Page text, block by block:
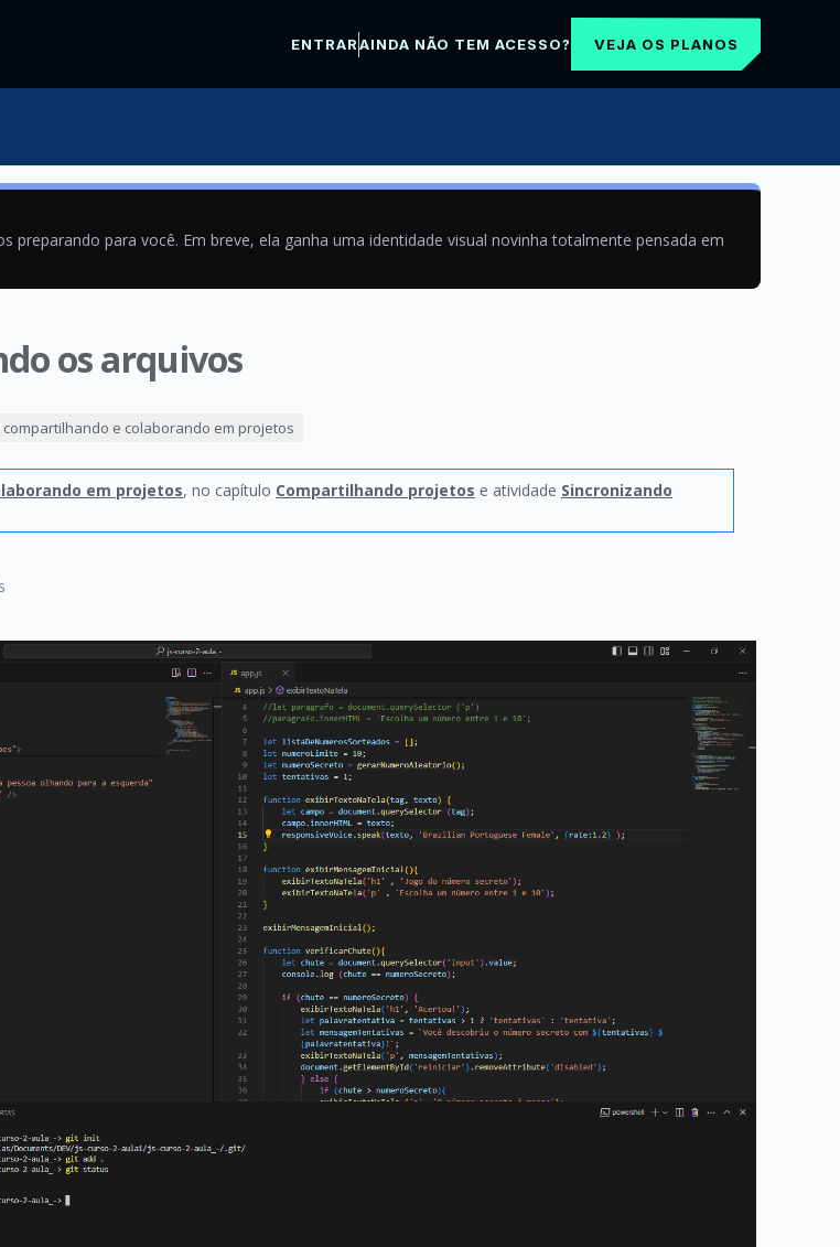
ENTRARAINDA NÃO TEM ACESSO? VEJA OS PLANOS
preparando para você. Em breve, ela ganha uma identidade visual novinha totalmente pensada em
os arquivos
compartilhando e colaborando em projetos
em projetos, no capítulo Compartilhando projetos e atividade Sincronizando